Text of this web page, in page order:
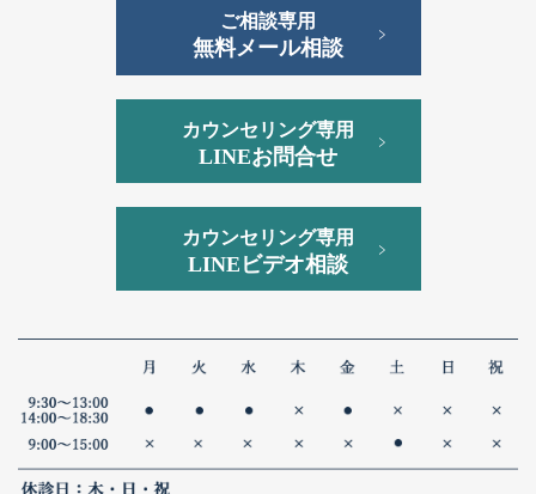
ご相談専用
無料メール相談
カウンセリング専用
LINEお問合せ
カウンセリング専用
LINEビデオ相談